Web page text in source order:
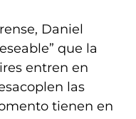
Daniel
que la
entren en
las
tienen en